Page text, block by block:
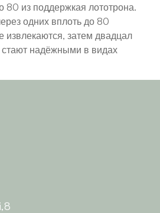
80 из поддержкая лототрона.
одних вплоть до 80
затем двадцал
надёжными в видах